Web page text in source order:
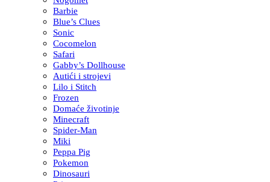
Barbie
Blue’s Clues
Sonic
Cocomelon
Safari
Gabby’s Dollhouse
Autići i strojevi
Lilo i Stitch
Frozen
Domaće životinje
Minecraft
Spider-Man
Miki
Peppa Pig
Pokemon
Dinosauri